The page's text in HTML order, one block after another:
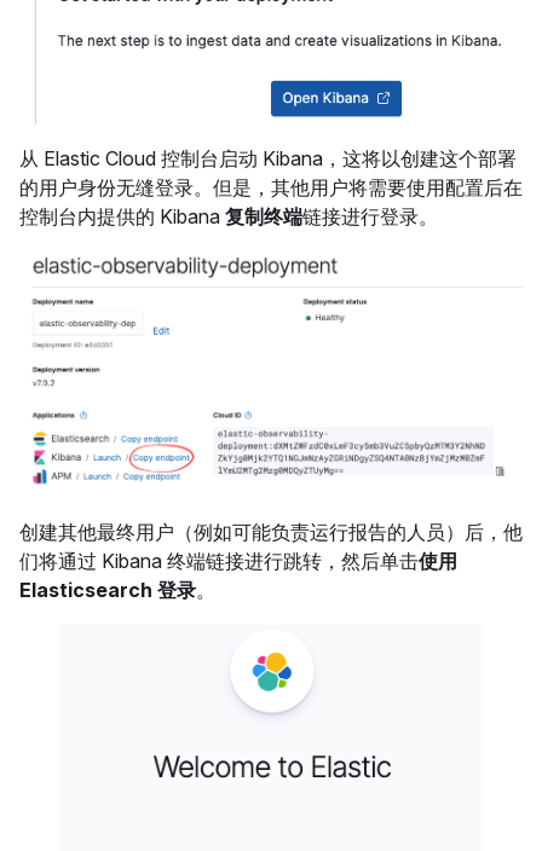
从 Elastic Cloud 控制台启动 Kibana，这将以创建这个部署
的用户身份无缝登录。但是，其他用户将需要使用配置后在
控制台内提供的 Kibana 复制终端链接进行登录。
创建其他最终用户（例如可能负责运行报告的人员）后，他
们将通过 Kibana 终端链接进行跳转，然后单击使用
Elasticsearch 登录。